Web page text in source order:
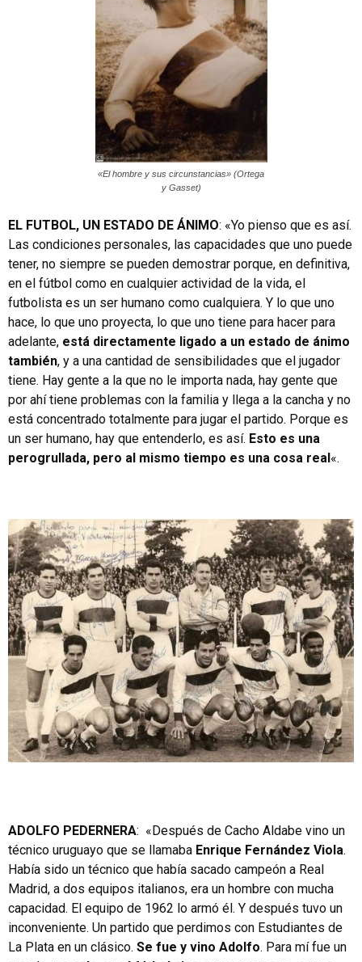
«El hombre y sus circunstancias» (Ortega
y Gasset)
EL FUTBOL, UN ESTADO DE ÁNIMO: «Yo pienso que es así.
Las condiciones personales, las capacidades que uno puede
tener, no siempre se pueden demostrar porque, en definitiva,
en el fútbol como en cualquier actividad de la vida, el
futbolista es un ser humano como cualquiera. Y lo que uno
hace, lo que uno proyecta, lo que uno tiene para hacer para
adelante, está directamente ligado a un estado de ánimo
también, y a una cantidad de sensibilidades que el jugador
tiene. Hay gente a la que no le importa nada, hay gente que
por ahí tiene problemas con la familia y llega a la cancha y no
está concentrado totalmente para jugar el partido. Porque es
un ser humano, hay que entenderlo, es así. Esto es una
perogrullada, pero al mismo tiempo es una cosa real «.
ADOLFO PEDERNERA: «Después de Cacho Aldabe vino un
técnico uruguayo que se llamaba Enrique Fernández Viola.
Había sido un técnico que había sacado campeón a Real
Madrid, a dos equipos italianos, era un hombre con mucha
capacidad. El equipo de 1962 lo armó él. Y después tuvo un
inconveniente. Un partido que perdimos con Estudiantes de
La Plata en un clásico. Se fue y vino Adolfo. Para mí fue un